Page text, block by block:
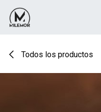
Ir al contenido
Todos los productos